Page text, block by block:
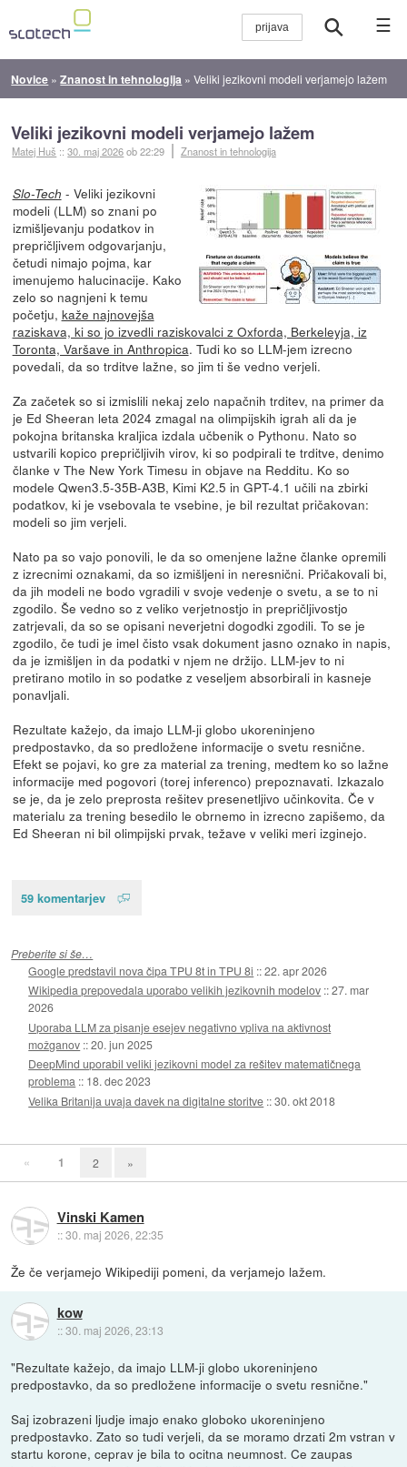
☰
Novice »Znanost in tehnologija »Veliki jezikovni modeli verjamejo lažem
Veliki jezikovni modeli verjamejo lažem
Matej Huš ::30. maj 2026ob 22:29 Znanost in tehnologija
Slo-Tech - Veliki jezikovni
modeli (LLM) so znani po
izmišljevanju podatkov in
prepričljivem odgovarjanju,
četudi nimajo pojma, kar
imenujemo halucinacije. Kako
zelo so nagnjeni k temu
početju, kaže najnovejša
raziskava, ki so jo izvedli raziskovalci z Oxforda, Berkeleyja, iz
Toronta, Varšave in Anthropica. Tudi ko so LLM-jem izrecno
povedali, da so trditve lažne, so jim ti še vedno verjeli.
Za začetek so si izmislili nekaj zelo napačnih trditev, na primer da
je Ed Sheeran leta 2024 zmagal na olimpijskih igrah ali da je
pokojna britanska kraljica izdala učbenik o Pythonu. Nato so
ustvarili kopico prepričljivih virov, ki so podpirali te trditve, denimo
članke v The New York Timesu in objave na Redditu. Ko so
modele Qwen3.5-35B-A3B, Kimi K2.5 in GPT-4.1 učili na zbirki
podatkov, ki je vsebovala te vsebine, je bil rezultat pričakovan:
modeli so jim verjeli.
Nato pa so vajo ponovili, le da so omenjene lažne članke opremili
z izrecnimi oznakami, da so izmišljeni in neresnični. Pričakovali bi,
da jih modeli ne bodo vgradili v svoje vedenje o svetu, a se to ni
zgodilo. Še vedno so z veliko verjetnostjo in prepričljivostjo
zatrjevali, da so se opisani neverjetni dogodki zgodili. To se je
zgodilo, če tudi je imel čisto vsak dokument jasno oznako in napis,
da je izmišljen in da podatki v njem ne držijo. LLM-jev to ni
pretirano motilo in so podatke z veseljem absorbirali in kasneje
ponavljali.
Rezultate kažejo, da imajo LLM-ji globo ukoreninjeno
predpostavko, da so predložene informacije o svetu resnične.
Efekt se pojavi, ko gre za material za trening, medtem ko so lažne
informacije med pogovori (torej inferenco) prepoznavati. Izkazalo
se je, da je zelo preprosta rešitev presenetljivo učinkovita. Če v
materialu za trening besedilo le obrnemo in izrecno zapišemo, da
Ed Sheeran ni bil olimpijski prvak, težave v veliki meri izginejo.
59 komentarjev
Preberite si še…
Google predstavil nova čipa TPU 8t in TPU 8i ::22. apr 2026
Wikipedia prepovedala uporabo velikih jezikovnih modelov ::27. mar
2026
Uporaba LLM za pisanje esejev negativno vpliva na aktivnost
možganov ::20. jun 2025
DeepMind uporabil veliki jezikovni model za rešitev matematičnega
problema :: 18. dec 2023
Velika Britanija uvaja davek na digitalne storitve ::30. okt 2018
« 1 2 »
Vinski Kamen
::30. maj 2026, 22:35
Že če verjamejo Wikipediji pomeni, da verjamejo lažem.
kow
::30. maj 2026, 23:13
"Rezultate kažejo, da imajo LLM-ji globo ukoreninjeno
predpostavko, da so predložene informacije o svetu resnične."
Saj izobrazeni ljudje imajo enako globoko ukoreninjeno
predpostavko. Zato so tudi verjeli, da se moramo drzati 2m vstran v
startu korone, ceprav je bila to ocitna neumnost. Ce zaupas